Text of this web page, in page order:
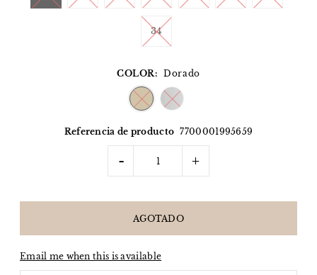
34
COLOR: Dorado
Referencia de producto 7700001995659
- +
Email me when this is available